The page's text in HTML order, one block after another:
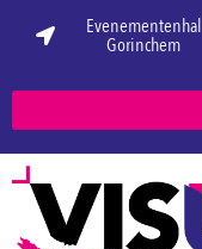
Evenementenhal
Gorinchem